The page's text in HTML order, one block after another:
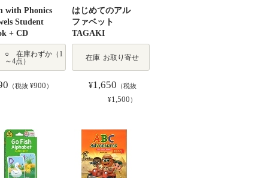
with Phonics
Student
+ CD
○ 在庫わずか（1
～4点）
（税抜 ¥900 ）
はじめてのアル
ファベット
TAGAKI
在庫 お取り寄せ
¥1,650 （税抜
¥1,500 ）